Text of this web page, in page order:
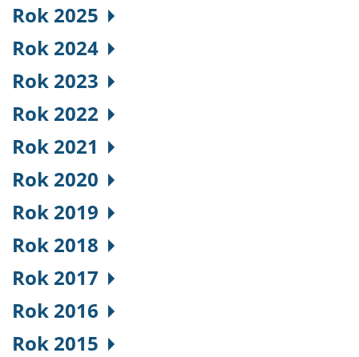
Rok 2025
Rok 2024
Rok 2023
Rok 2022
Rok 2021
Rok 2020
Rok 2019
Rok 2018
Rok 2017
Rok 2016
Rok 2015